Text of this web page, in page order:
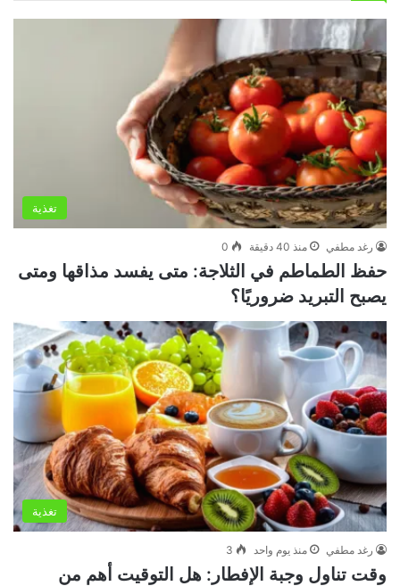
تغذية
رغد مطفي منذ 40 دقيقة 0
حفظ الطماطم في الثلاجة: متى يفسد مذاقها ومتى
يصبح التبريد ضروريًا؟
تغذية
رغد مطفي منذ يوم واحد 3
وقت تناول وجبة الإفطار: هل التوقيت أهم من